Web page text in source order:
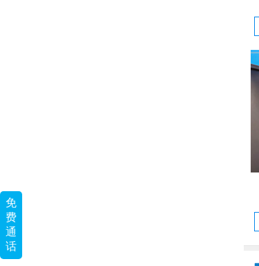
免
费
通
话